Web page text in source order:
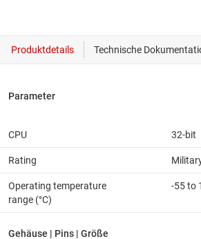
CPU 32-bit
Rating
Operating temperature
range (°C)
-55 to